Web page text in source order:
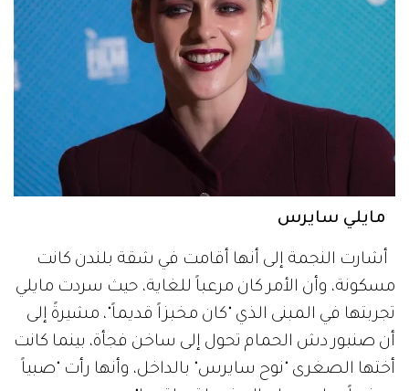
مايلي سايرس
أشارت النجمة إلى أنها أقامت في شقة بلندن كانت
مسكونة، وأن الأمر كان مرعباً للغاية، حيث سردت مايلي
تجربتها في المبنى الذي "كان مخبزاً قديماً"، مشيرةً إلى
أن صنبور دش الحمام تحول إلى ساخن فجأة، بينما كانت
أختها الصغرى "نوح سايرس" بالداخل، وأنها رأت "صبياً